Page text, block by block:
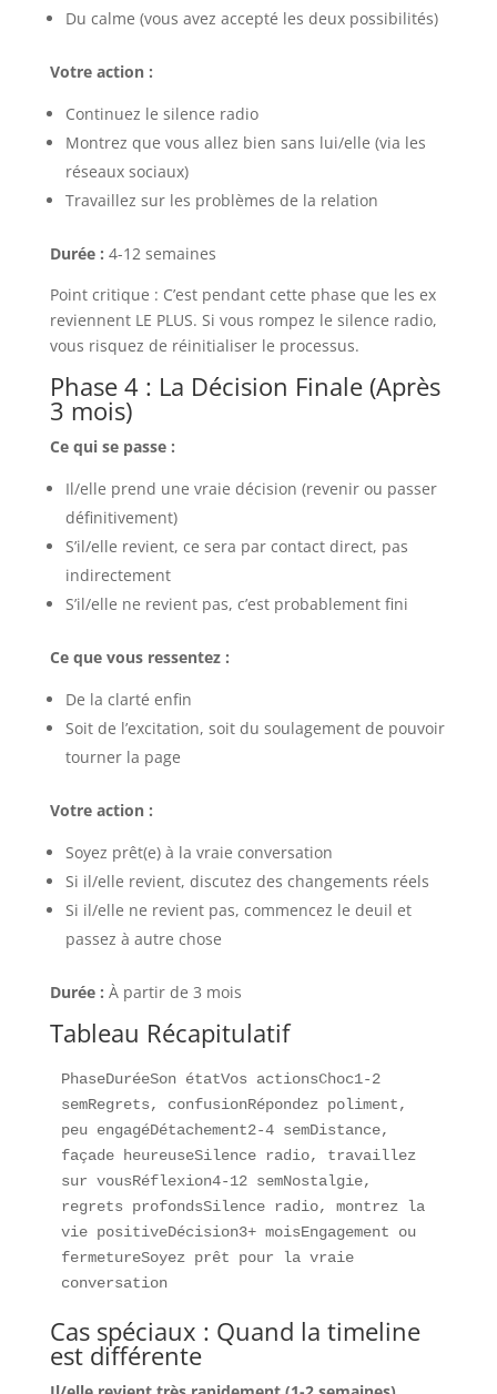
Du calme (vous avez accepté les deux possibilités)
Votre action :
Continuez le silence radio
Montrez que vous allez bien sans lui/elle (via les
réseaux sociaux)
Travaillez sur les problèmes de la relation
Durée : 4-12 semaines
Point critique : C’est pendant cette phase que les ex
reviennent LE PLUS. Si vous rompez le silence radio,
vous risquez de réinitialiser le processus.
Phase 4 : La Décision Finale (Après
3 mois)
Ce qui se passe :
Il/elle prend une vraie décision (revenir ou passer
définitivement)
S’il/elle revient, ce sera par contact direct, pas
indirectement
S’il/elle ne revient pas, c’est probablement fini
Ce que vous ressentez :
De la clarté enfin
Soit de l’excitation, soit du soulagement de pouvoir
tourner la page
Votre action :
Soyez prêt(e) à la vraie conversation
Si il/elle revient, discutez des changements réels
Si il/elle ne revient pas, commencez le deuil et
passez à autre chose
Durée : À partir de 3 mois
Tableau Récapitulatif
PhaseDuréeSon étatVos actionsChoc1-2
semRegrets, confusionRépondez poliment,
peu engagéDétachement2-4 semDistance,
façade heureuseSilence radio, travaillez
sur vousRéflexion4-12 semNostalgie,
regrets profondsSilence radio, montrez la
vie positiveDécision3+ moisEngagement ou
fermetureSoyez prêt pour la vraie
conversation
Cas spéciaux : Quand la timeline
est différente